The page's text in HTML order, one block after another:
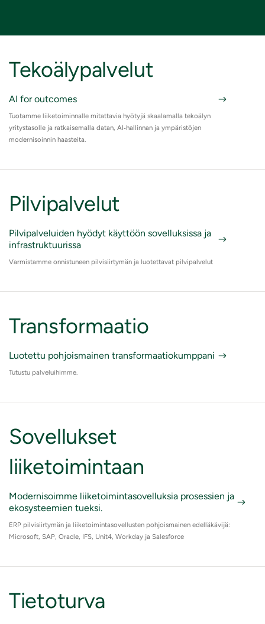
Tekoälypalvelut
AI for outcomes
Tuotamme liiketoiminnalle mitattavia hyötyjä skaalamalla tekoälyn
yritystasolle ja ratkaisemalla datan, AI‑hallinnan ja ympäristöjen
modernisoinnin haasteita.
Pilvipalvelut
Pilvipalveluiden hyödyt käyttöön sovelluksissa ja
infrastruktuurissa
Varmistamme onnistuneen pilvisiirtymän ja luotettavat pilvipalvelut
Transformaatio
Luotettu pohjoismainen transformaatiokumppani
Tutustu palveluihimme.
Sovellukset
liiketoimintaan
Modernisoimme liiketoimintasovelluksia prosessien ja
ekosysteemien tueksi.
ERP pilvisiirtymän ja liiketoimintasovellusten pohjoismainen edelläkävijä:
Microsoft, SAP, Oracle, IFS, Unit4, Workday ja Salesforce
Tietoturva